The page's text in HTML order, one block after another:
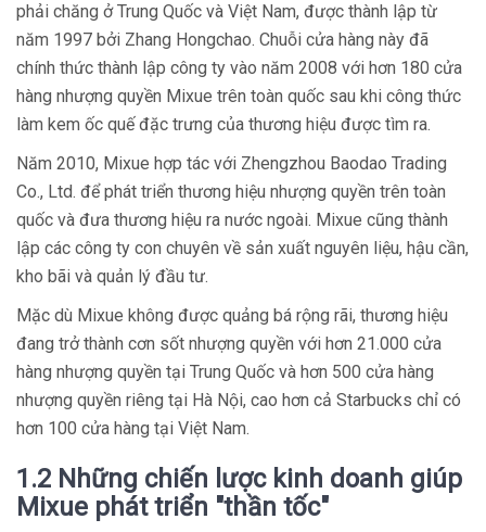
phải chăng ở Trung Quốc và Việt Nam, được thành lập từ
năm 1997 bởi Zhang Hongchao. Chuỗi cửa hàng này đã
chính thức thành lập công ty vào năm 2008 với hơn 180 cửa
hàng nhượng quyền Mixue trên toàn quốc sau khi công thức
làm kem ốc quế đặc trưng của thương hiệu được tìm ra.
Năm 2010, Mixue hợp tác với Zhengzhou Baodao Trading
Co., Ltd. để phát triển thương hiệu nhượng quyền trên toàn
quốc và đưa thương hiệu ra nước ngoài. Mixue cũng thành
lập các công ty con chuyên về sản xuất nguyên liệu, hậu cần,
kho bãi và quản lý đầu tư.
Mặc dù Mixue không được quảng bá rộng rãi, thương hiệu
đang trở thành cơn sốt nhượng quyền với hơn 21.000 cửa
hàng nhượng quyền tại Trung Quốc và hơn 500 cửa hàng
nhượng quyền riêng tại Hà Nội, cao hơn cả Starbucks chỉ có
hơn 100 cửa hàng tại Việt Nam.
1.2 Những chiến lược kinh doanh giúp
Mixue phát triển "thần tốc"